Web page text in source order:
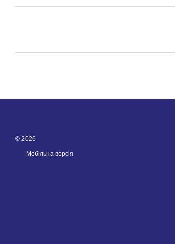
© 2026
Мобільна версія